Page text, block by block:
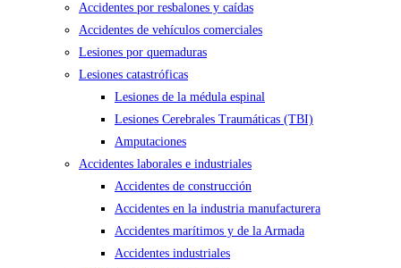
Accidentes por resbalones y caídas
Accidentes de vehículos comerciales
Lesiones por quemaduras
Lesiones catastróficas
Lesiones de la médula espinal
Lesiones Cerebrales Traumáticas (TBI)
Amputaciones
Accidentes laborales e industriales
Accidentes de construcción
Accidentes en la industria manufacturera
Accidentes marítimos y de la Armada
Accidentes industriales